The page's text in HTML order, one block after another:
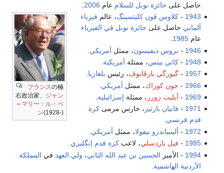
フランスの極
右政治家、 ジャン
＝マリー・ル・ペ
ン(1928-)
حاصل على جائزة نوبل للسلام عام 2006
1943
-كلاوس ڤون كليتسينگ، عالم فيزياء
ألماني حاصل على جائزة نوبل في الفيزياء
عام1985
1946
- بروس ديفيسون، ممثل أمريكي
1948
-كاثي بيتس، ممثلة أمريكية
1957
-گيورگي بارڤانوڤ، رئيس بلغاريا.
1966
- جون كوزاك، ممثل أمريكي
1969
- آيليت زورر ، ممثلة إسرائيلية
1971
- فابيان بارتيز ، حارس مرمىكرة
قدم فرنسي.
1972
- أليساندرو نيفولا، ممثل أمريكي
1985
- فيل باردسلي، لاعبكرة قدم إنگليزي.
1994 - الأمير الحسين بن عبد الله الثاني، ولي العهد في المملكة
الأردنية الهاشمية